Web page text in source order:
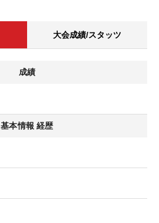
大会成績/スタッツ
成績
基本情報 経歴